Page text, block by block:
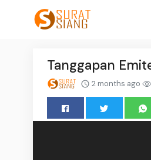
Tanggapan
2 months ago